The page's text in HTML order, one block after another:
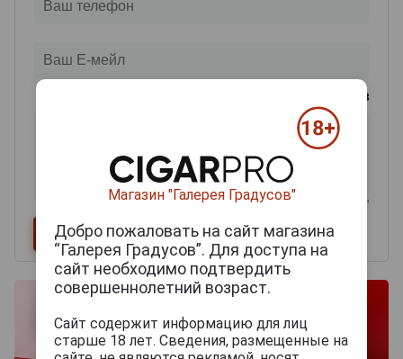
из 2000 знаков
Магазин "Галерея Градусов"
Добро пожаловать на сайт магазина
“Галерея Градусов”. Для доступа на
сайт необходимо подтвердить
совершеннолетний возраст.
Сайт содержит информацию для лиц
старше 18 лет. Сведения, размещенные на